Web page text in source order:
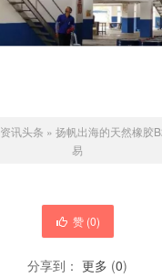
资讯头条 » 扬帆出海的天然橡
易
赞 (0)
分享到： 更多 (0)